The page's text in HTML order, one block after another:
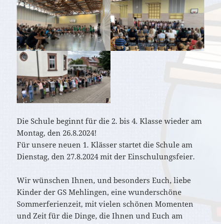
Die Schule beginnt für die 2. bis 4. Klasse wieder am
Montag, den 26.8.2024!
Für unsere neuen 1. Klässer startet die Schule am
Dienstag, den 27.8.2024 mit der Einschulungsfeier.
Wir wünschen Ihnen, und besonders Euch, liebe
Kinder der GS Mehlingen, eine wunderschöne
Sommerferienzeit, mit vielen schönen Momenten
und Zeit für die Dinge, die Ihnen und Euch am